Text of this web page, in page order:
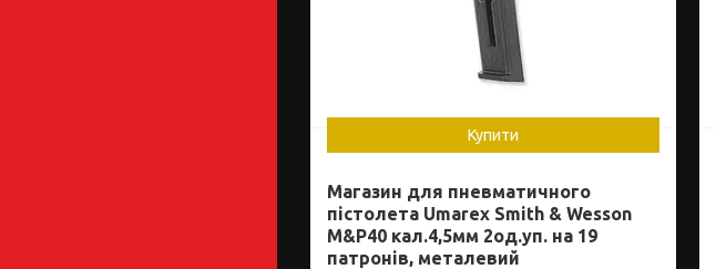
Купити
Магазин для пневматичного
пістолета Umarex Smith & Wesson
M&P40 кал.4,5мм 2од.уп. на 19
патронів, металевий